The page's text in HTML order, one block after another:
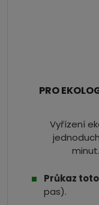
PRO
Vyřízení
minut.
Průkaz
pas).